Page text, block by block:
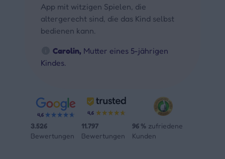
App mit witzigen Spielen, die
altergerecht sind, die das Kind selbst
bedienen kann.
Carolin, Mutter eines 5-jährigen
Kindes.
3.526
Bewertungen
11.797
Bewertungen
96 %zufriedene
Kunden